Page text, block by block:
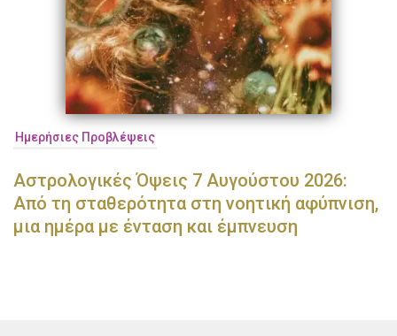
Ημερήσιες Προβλέψεις
Αστρολογικές Όψεις 7 Αυγούστου 2026:
Από τη σταθερότητα στη νοητική αφύπνιση,
μια ημέρα με ένταση και έμπνευση